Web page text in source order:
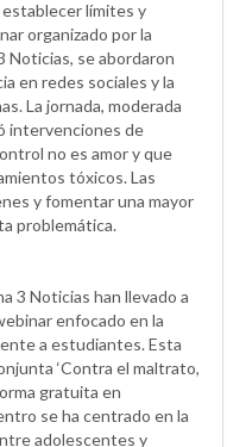
límites y
organizado por la
Noticias, se abordaron
en redes sociales y la
La jornada, moderada
intervenciones de
no es amor y que
tóxicos. Las
y fomentar una mayor
problemática.
3 Noticias han llevado a
enfocado en la
a estudiantes. Esta
‘Contra el maltrato,
gratuita en
se ha centrado en la
adolescentes y